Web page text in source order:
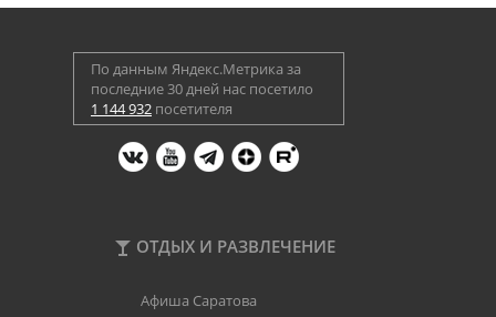
По данным Яндекс.Метрика за
последние 30 дней нас посетило
1 144 932 посетителя
ОТДЫХ И РАЗВЛЕЧЕНИЕ
Афиша Саратова